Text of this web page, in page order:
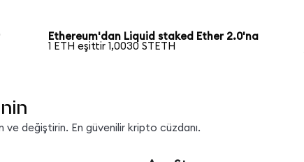
Ethereum'dan Liquid staked Ether 2.0'na
1 ETH eşittir 1,0030 STETH
ve değiştirin. En güvenilir kripto cüzdanı.